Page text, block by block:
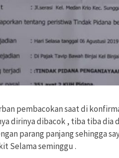
pembacokan saat di
dirinya dibacok , tiba tiba dia
parang panjang sehingga
Selama seminggu .